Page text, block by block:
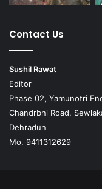
Contact Us
Sushil Rawat
Editor
Phase 02, Yamunotri
Chandrbni Road,
Dehradun
Mo. 9411312629